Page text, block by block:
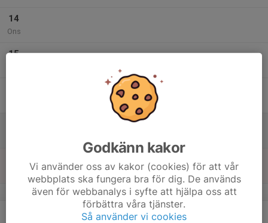
14
Ons
15
v.43
Godkänn kakor
Vi använder oss av kakor (cookies) för att vår
webbplats ska fungera bra för dig. De används
även för webbanalys i syfte att hjälpa oss att
förbättra våra tjänster.
Så använder vi cookies